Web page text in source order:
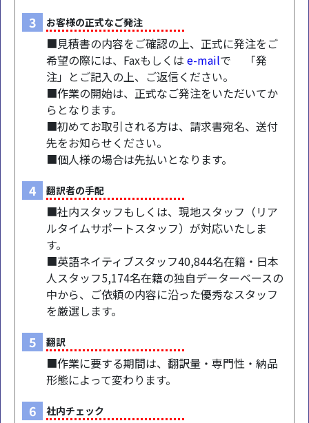
3 お客様の正式なご発注
■見積書の内容をご確認の上、正式に発注をご
希望の際には、Faxもしくは e-mailで 「発
注」とご記入の上、ご返信ください。
■作業の開始は、正式なご発注をいただいてか
らとなります。
■初めてお取引される方は、請求書宛名、送付
先をお知らせください。
■個人様の場合は先払いとなります。
4 翻訳者の手配
■社内スタッフもしくは、現地スタッフ（リア
ルタイムサポートスタッフ）が対応いたしま
す。
■英語ネイティブスタッフ40,844名在籍・日本
人スタッフ5,174名在籍の独自データーベースの
中から、ご依頼の内容に沿った優秀なスタッフ
を厳選します。
5 翻訳
■作業に要する期間は、翻訳量・専門性・納品
形態によって変わります。
6 社内チェック